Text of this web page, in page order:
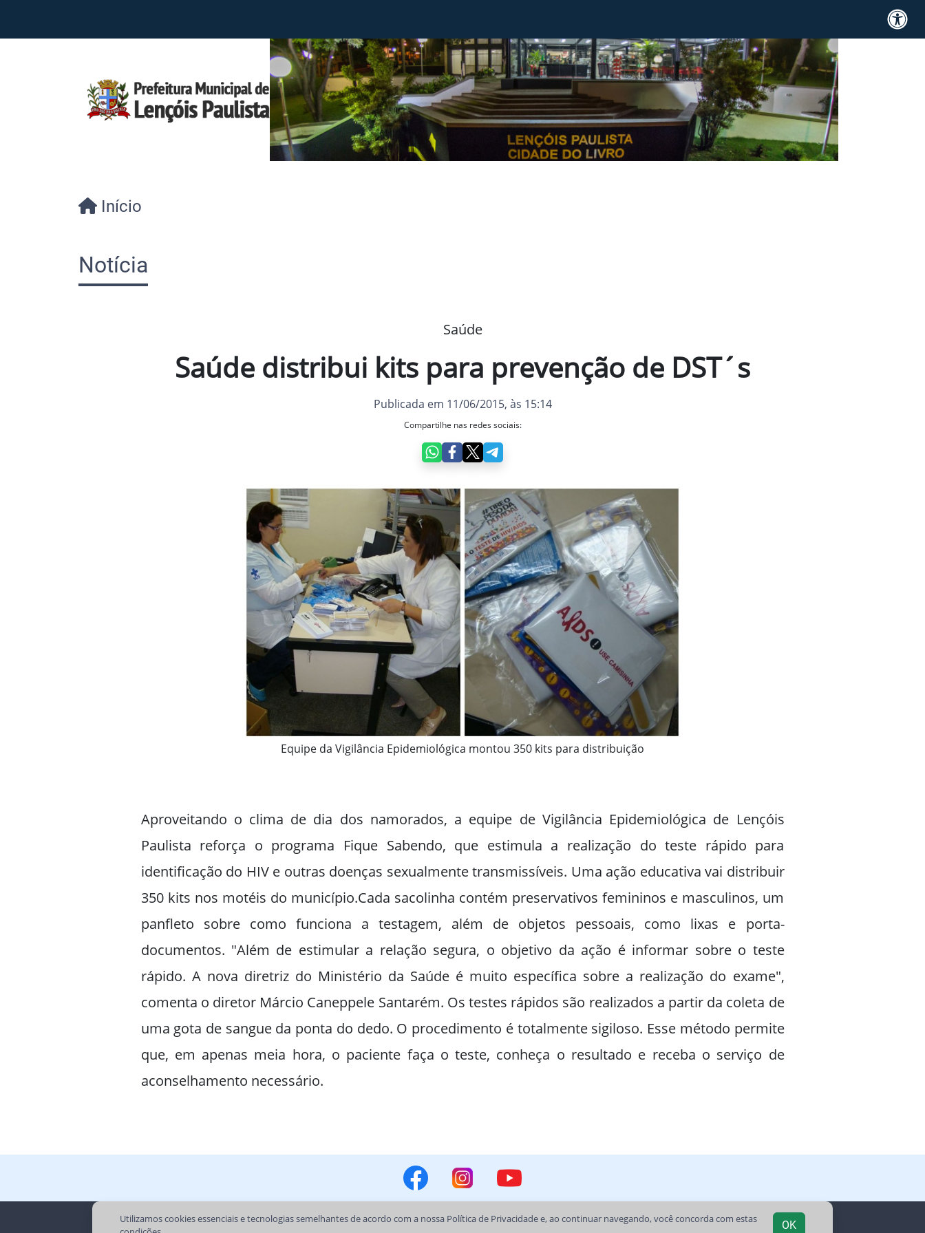
Início
Notícia
Saúde
Saúde distribui kits para prevenção de DST´s
Publicada em 11/06/2015, às 15:14
Compartilhe nas redes sociais:
Equipe da Vigilância Epidemiológica montou 350 kits para distribuição
Aproveitando o clima de dia dos namorados, a equipe de Vigilância Epidemiológica de Lençóis
Paulista reforça o programa Fique Sabendo, que estimula a realização do teste rápido para
identificação do HIV e outras doenças sexualmente transmissíveis. Uma ação educativa vai distribuir
350 kits nos motéis do município.Cada sacolinha contém preservativos femininos e masculinos, um
panfleto sobre como funciona a testagem, além de objetos pessoais, como lixas e porta-
documentos. "Além de estimular a relação segura, o objetivo da ação é informar sobre o teste
rápido. A nova diretriz do Ministério da Saúde é muito específica sobre a realização do exame",
comenta o diretor Márcio Caneppele Santarém. Os testes rápidos são realizados a partir da coleta de
uma gota de sangue da ponta do dedo. O procedimento é totalmente sigiloso. Esse método permite
que, em apenas meia hora, o paciente faça o teste, conheça o resultado e receba o serviço de
aconselhamento necessário.
Prefeitura Municipal de Lençóis Paulista
Utilizamos cookies essenciais e tecnologias semelhantes de acordo com a nossa Política de Privacidadee, ao continuar navegando, você concorda com estas
OK